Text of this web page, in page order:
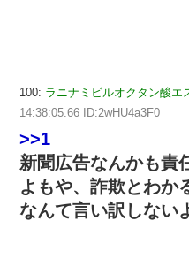
100: ラニナミビルオクタン酸エ
14:38:05.66 ID:2wHU4a3F0
>>1
新聞広告なんかも責
よもや、詐欺とわか
なんて言い訳しない